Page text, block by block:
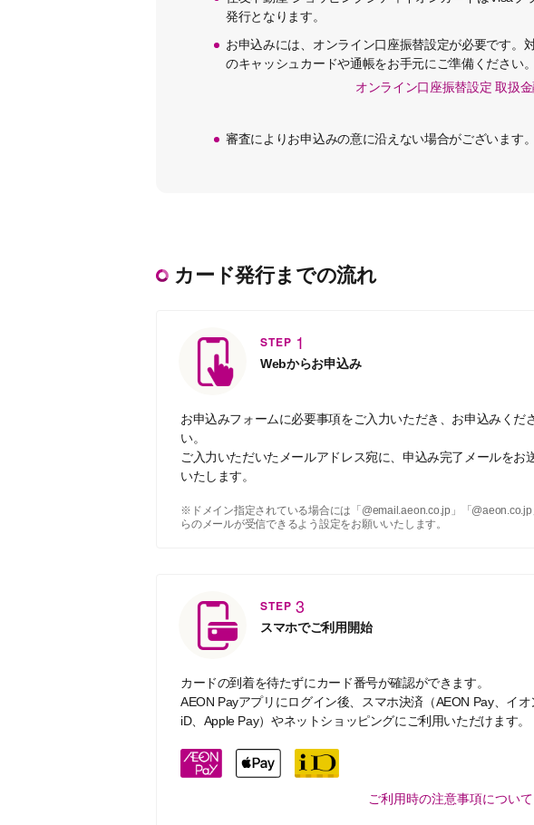
発行となります。
お申込みには、オンライン口座振替設定が必要です。
のキャッシュカードや通帳をお手元にご準備ください。
オンライン口座振替設定 取扱
審査によりお申込みの意に沿えない場合がございます。
カード発行までの流れ
STEP 1
Webからお申込み
お申込みフォームに必要事項をご入力いただき、お申込みくだ
い。
ご入力いただいたメールアドレス宛に、申込み完了メールをお
いたします。
※ドメイン指定されている場合には「@email.aeon.co.jp」「@aeon.co.jp
らのメールが受信できるよう設定をお願いいたします。
STEP 3
スマホでご利用開始
カードの到着を待たずにカード番号が確認ができます。
AEON Payアプリにログイン後、スマホ決済（AEON Pay、イオ
iD、Apple Pay）やネットショッピングにご利用いただけます。
ご利用時の注意事項について